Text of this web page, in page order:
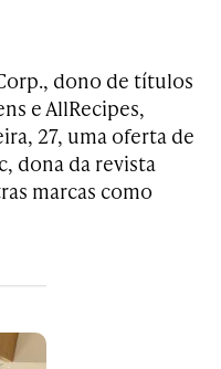
dono de títulos
e AllRecipes,
27, uma oferta de
dona da revista
marcas como